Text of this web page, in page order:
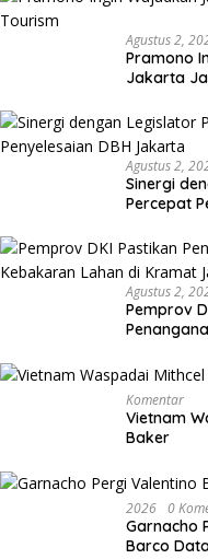
Agustus 2,
Pramono
Jakarta
Agustus 2,
Sinergi
Percepat
Agustus 2,
Pemprov
Komentar
Vietnam
Baker
2026
0
Garnacho
Barco